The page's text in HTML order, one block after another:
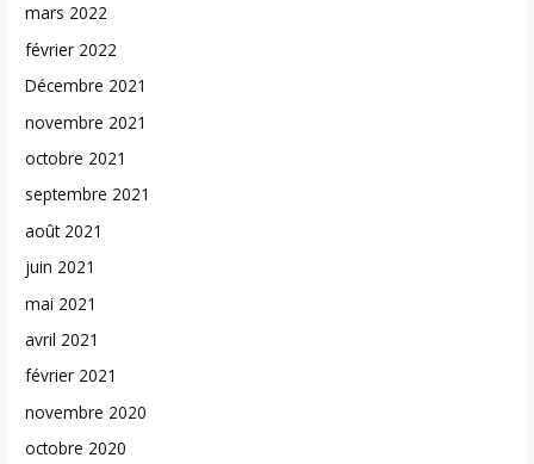
mars 2022
février 2022
Décembre 2021
novembre 2021
octobre 2021
septembre 2021
août 2021
juin 2021
mai 2021
avril 2021
février 2021
novembre 2020
octobre 2020